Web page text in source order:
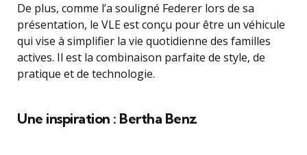
De plus, comme l’a souligné Federer lors de sa
présentation, le VLE est conçu pour être un véhicule
qui vise à simplifier la vie quotidienne des familles
actives. Il est la combinaison parfaite de style, de
pratique et de technologie.
Une inspiration : Bertha Benz